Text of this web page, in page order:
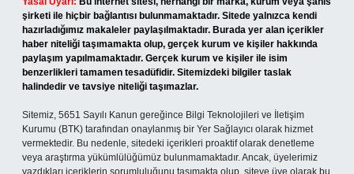
şirketi ile hiçbir bağlantısı bulunmamaktadır. Sitede yalnızca kendi
hazırladığımız makaleler paylaşılmaktadır. Burada yer alan içerikler
haber niteliği taşımamakta olup, gerçek kurum ve kişiler hakkında
paylaşım yapılmamaktadır. Gerçek kurum ve kişiler ile isim
benzerlikleri tamamen tesadüfidir. Sitemizdeki bilgiler taslak
halindedir ve tavsiye niteliği taşımazlar.
Sitemiz, 5651 Sayılı Kanun gereğince Bilgi Teknolojileri ve İletişim
Kurumu (BTK) tarafından onaylanmış bir Yer Sağlayıcı olarak hizmet
vermektedir. Bu nedenle, sitedeki içerikleri proaktif olarak denetleme
veya araştırma yükümlülüğümüz bulunmamaktadır. Ancak, üyelerimiz
yazdıkları içeriklerin sorumluluğunu taşımakta olup, siteye üye olarak bu